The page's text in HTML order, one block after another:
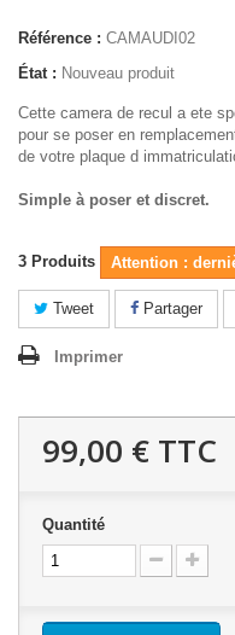
Référence : CAMAUDI02
État : Nouveau produit
Cette camera de recul a ete
pour se poser en
de votre plaque d
Simple à poser et discret.
3 Produits Attention :
Tweet Partager
Imprimer
99,00 € TTC
Quantité